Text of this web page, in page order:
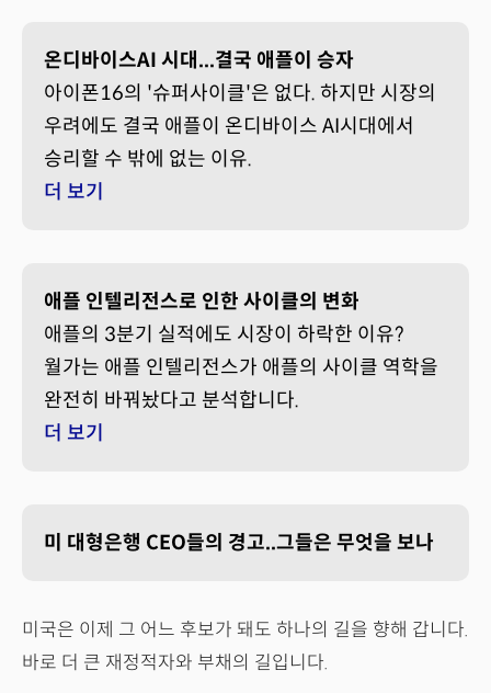
온디바이스AI 시대...결국 애플이 승자
아이폰16의 '슈퍼사이클'은 없다. 하지만 시장의
우려에도 결국 애플이 온디바이스 AI시대에서
승리할 수 밖에 없는 이유.
더 보기
애플 인텔리전스로 인한 사이클의 변화
애플의 3분기 실적에도 시장이 하락한 이유?
월가는 애플 인텔리전스가 애플의 사이클 역학을
완전히 바꿔놨다고 분석합니다.
더 보기
미 대형은행 CEO들의 경고..그들은 무엇을 보나
미국은 이제 그 어느 후보가 돼도 하나의 길을 향해 갑니다.
바로 더 큰 재정적자와 부채의 길입니다.